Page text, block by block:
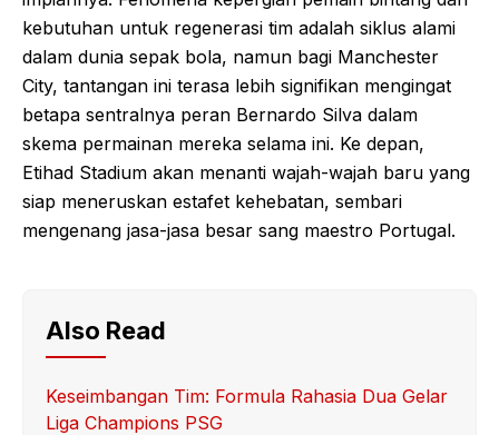
kebutuhan untuk regenerasi tim adalah siklus alami
dalam dunia sepak bola, namun bagi Manchester
City, tantangan ini terasa lebih signifikan mengingat
betapa sentralnya peran Bernardo Silva dalam
skema permainan mereka selama ini. Ke depan,
Etihad Stadium akan menanti wajah-wajah baru yang
siap meneruskan estafet kehebatan, sembari
mengenang jasa-jasa besar sang maestro Portugal.
Also Read
Keseimbangan Tim: Formula Rahasia Dua Gelar
Liga Champions PSG